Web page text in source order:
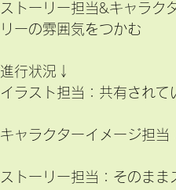
ストーリー担当&キャラク
リーの雰囲気をつかむ
進行状況↓
イラスト担当：共有されて
キャラクターイメージ担当
ストーリー担当：そのま